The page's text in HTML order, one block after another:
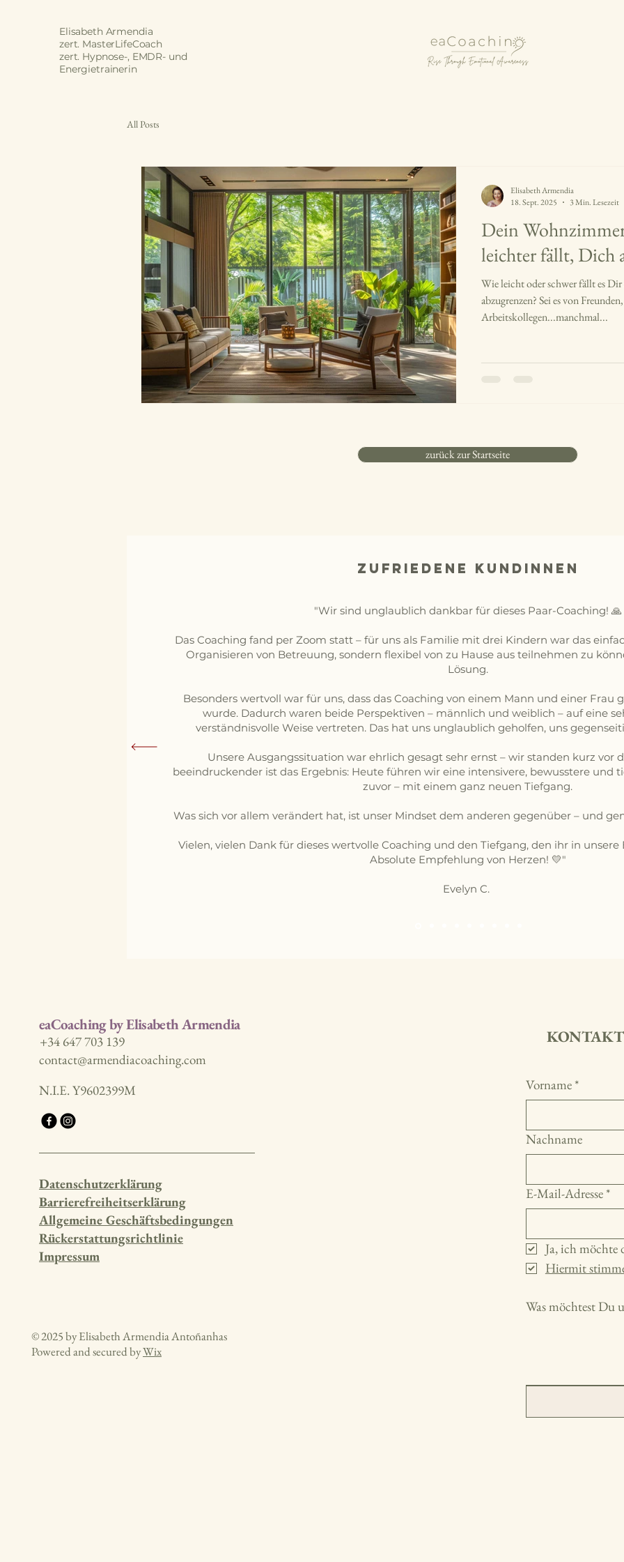
Elisabeth Armendia
zert. MasterLifeCoach
zert. Hypnose-, EMDR- und
Energietrainerin
All Posts
Dein
leichter fällt, Dich
Wie leicht oder schwer fällt es
abzugrenzen? Sei es von
Arbeitskollegen...manchmal...
Elisabeth Armendia
18. Sept. 2025
3 Min. Lesezeit
zurück zur Startseite
zufriedene Kundinnen
"Wir sind unglaublich dankbar für dieses Paar-Coaching! 🙏
Das Coaching fand per Zoom statt – für uns als Familie mit drei Kindern war das
Organisieren von Betreuung, sondern flexibel von zu Hause aus teilnehmen zu
Lösung.
Besonders wertvoll war für uns, dass das Coaching von einem Mann und einer
wurde. Dadurch waren beide Perspektiven – männlich und weiblich – auf eine
verständnisvolle Weise vertreten. Das hat uns unglaublich geholfen, uns
Unsere Ausgangssituation war ehrlich gesagt sehr ernst – wir standen kurz vor
beeindruckender ist das Ergebnis: Heute führen wir eine intensivere, bewusstere und
zuvor – mit einem ganz neuen Tiefgang.
Was sich vor allem verändert hat, ist unser Mindset dem anderen gegenüber – und
Vielen, vielen Dank für dieses wertvolle Coaching und den Tiefgang, den ihr in
Absolute Empfehlung von Herzen! 💛"
Evelyn C.
eaCoaching by Elisabeth Armendia
+34 647 703 139
contact@armendiacoaching.com
N.I.E. Y9602399M
Datenschutzerklärung
Barrierefreiheitserklärung
Allgemeine Geschäftsbedingungen
Rückerstattungsrichtlinie
Impressum
© 2025 by Elisabeth Armendia Antoñanhas
Powered and secured byWix
KONTAKT
Vorname *
Nachname
E-Mail-Adresse *
Ja, ich möchte
Hiermit
Was möchtest Du